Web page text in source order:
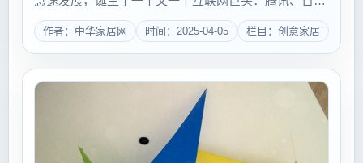
度、阿里、网易&hellip;&hellip;有人把他们的理念和成功
经验归纳成一个词：互联网思维。 随着...
作者：中华家居网 时间：2025-04-05 栏目：创意家居